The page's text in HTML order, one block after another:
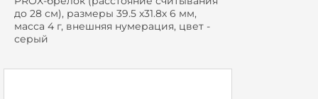
до 28 см), размеры 39.5 х31.8х 6 мм,
масса 4 г, внешняя нумерация, цвет -
серый